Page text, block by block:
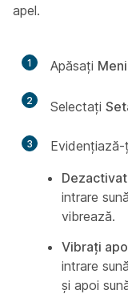
apel.
1 Apăsați
2 Selectați
3
Evidențiază-
Dezactivat
intrare
vibrează.
Vibrați
intrare
și apoi